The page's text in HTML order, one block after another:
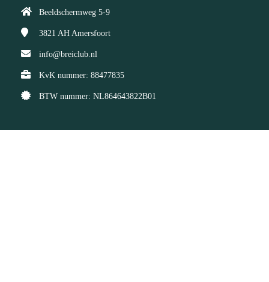
Beeldschermweg 5-9
3821 AH Amersfoort
info@breiclub.nl
KvK nummer: 88477835
BTW nummer: NL864643822B01